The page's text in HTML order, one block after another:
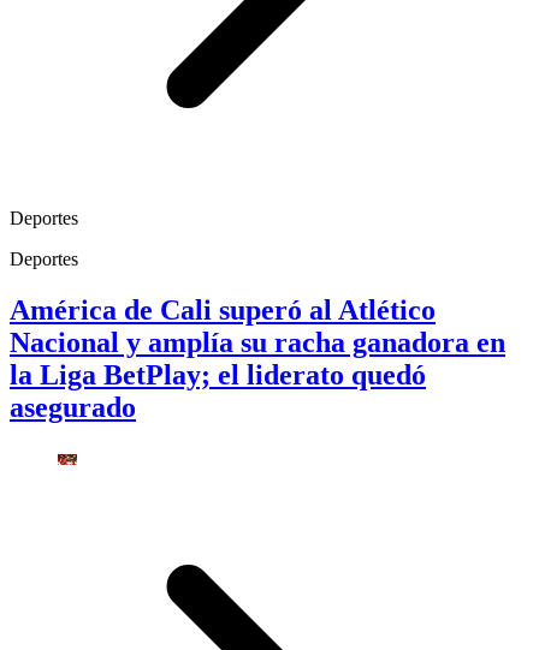
Deportes
Deportes
América de Cali superó al Atlético
Nacional y amplía su racha ganadora en
la Liga BetPlay; el liderato quedó
asegurado